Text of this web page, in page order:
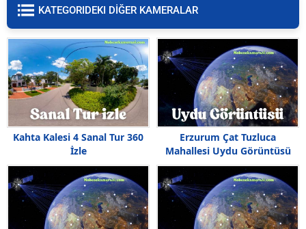
KATEGORIDEKI DİĞER KAMERALAR
Kahta Kalesi 4 Sanal Tur 360
İzle
Erzurum Çat Tuzluca
Mahallesi Uydu Görüntüsü
Haritası